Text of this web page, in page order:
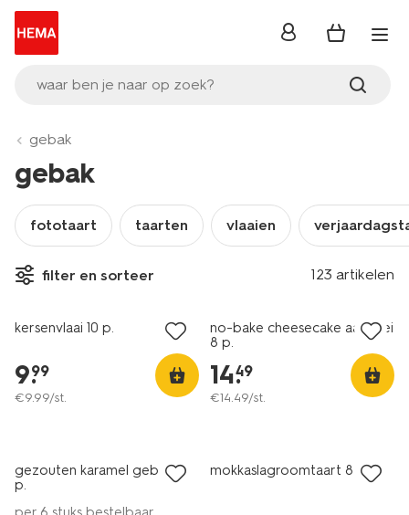
waar ben je naar op zoek?
inloggen
gebak
gebak
fototaart taarten vlaaien
filter en sorteer 123 artikelen
kersenvlaai 10 p.
9.
99
€9.99/st.
no-bake cheesecake aardbei
8 p.
14.
49
€14.49/st.
gezouten karamel gebakje 1
p.
mokkaslagroomtaart 8 p.